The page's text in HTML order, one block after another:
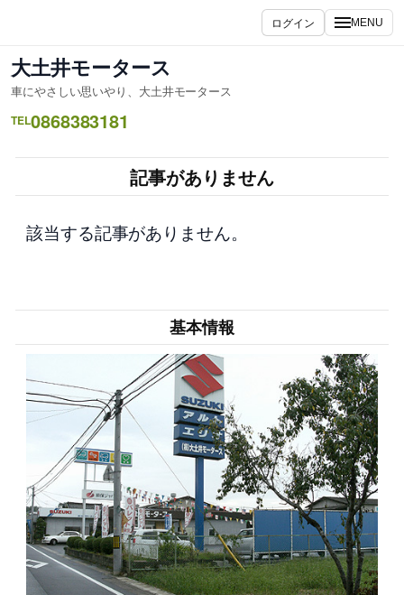
ス
キ
ッ
ログイン MENU
大土井モータース
車にやさしい思いやり、大土井モータース
TEL0868383181
記事がありません
該当する記事がありません。
基本情報